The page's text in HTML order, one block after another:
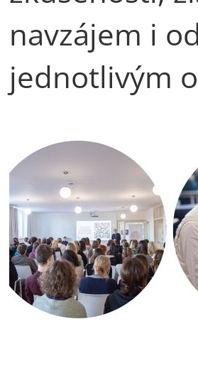
navzájem i
jednotlivým